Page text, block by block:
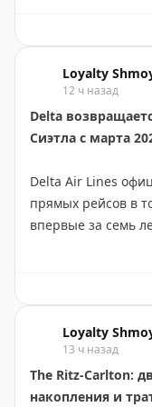
баллах была
раунд
японских отелей.
как сокращаются
получить
ночи в отелях
Loyalty
12 ч назад
Delta
Сиэтла с марта
Delta Air Lines
прямых рейсов в
впервые за семь
Маршрут
стратегический
Компания ранее
аэропорту Ханэда,
Loyalty
13 ч назад
The Ritz-Carlton:
накопления и